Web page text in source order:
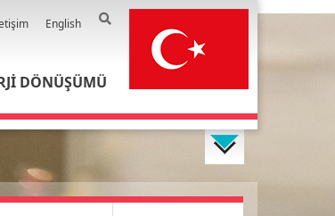
English
DÖNÜŞÜMÜ